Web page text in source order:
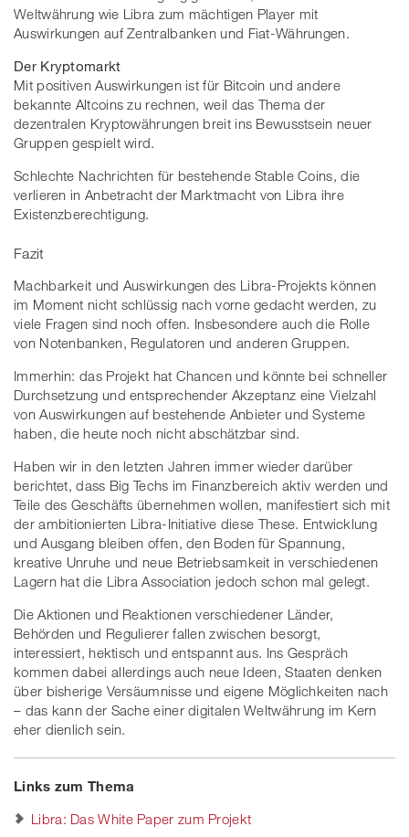
Weltwährung wie Libra zum mächtigen Player mit
Auswirkungen auf Zentralbanken und Fiat-Währungen.
Der Kryptomarkt
Mit positiven Auswirkungen ist für Bitcoin und andere
bekannte Altcoins zu rechnen, weil das Thema der
dezentralen Kryptowährungen breit ins Bewusstsein neuer
Gruppen gespielt wird.
Schlechte Nachrichten für bestehende Stable Coins, die
verlieren in Anbetracht der Marktmacht von Libra ihre
Existenzberechtigung.
Fazit
Machbarkeit und Auswirkungen des Libra-Projekts können
im Moment nicht schlüssig nach vorne gedacht werden, zu
viele Fragen sind noch offen. Insbesondere auch die Rolle
von Notenbanken, Regulatoren und anderen Gruppen.
Immerhin: das Projekt hat Chancen und könnte bei schneller
Durchsetzung und entsprechender Akzeptanz eine Vielzahl
von Auswirkungen auf bestehende Anbieter und Systeme
haben, die heute noch nicht abschätzbar sind.
Haben wir in den letzten Jahren immer wieder darüber
berichtet, dass Big Techs im Finanzbereich aktiv werden und
Teile des Geschäfts übernehmen wollen, manifestiert sich mit
der ambitionierten Libra-Initiative diese These. Entwicklung
und Ausgang bleiben offen, den Boden für Spannung,
kreative Unruhe und neue Betriebsamkeit in verschiedenen
Lagern hat die Libra Association jedoch schon mal gelegt.
Die Aktionen und Reaktionen verschiedener Länder,
Behörden und Regulierer fallen zwischen besorgt,
interessiert, hektisch und entspannt aus. Ins Gespräch
kommen dabei allerdings auch neue Ideen, Staaten denken
über bisherige Versäumnisse und eigene Möglichkeiten nach
– das kann der Sache einer digitalen Weltwährung im Kern
eher dienlich sein.
Links zum Thema
Libra: Das White Paper zum Projekt